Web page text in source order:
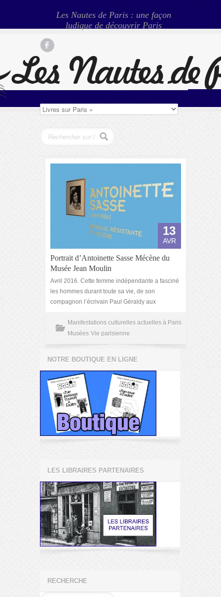
Les Nautes de Paris : une façon
ludique de découvrir Paris
13
AVR
Portrait d’Antoinette Sasse Mécène du
Musée Jean Moulin
Avril 2016. Cette femme indépendante a fasciné
les hommes durant toute sa vie, de son
compagnon l’écrivain Paul Géraldy aux
Manifestations culturelles actuelles à Paris
Musées Vie parisienne
NOTRE BOUTIQUE EN LIGNE
LES LIBRAIRES PARTENAIRES
RECHERCHE